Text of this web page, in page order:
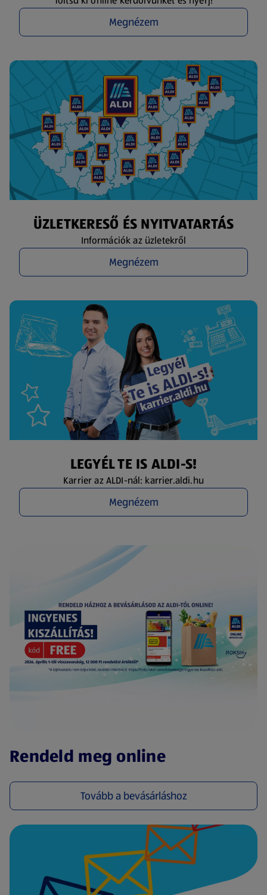
Megnézem
ÜZLETKERESŐ ÉS NYITVATARTÁS
Információk az üzletekről
Megnézem
LEGYÉL TE IS ALDI-S!
Karrier az ALDI-nál: karrier.aldi.hu
Megnézem
Rendeld meg online
Tovább a bevásárláshoz
(új oldalon nyílik meg)